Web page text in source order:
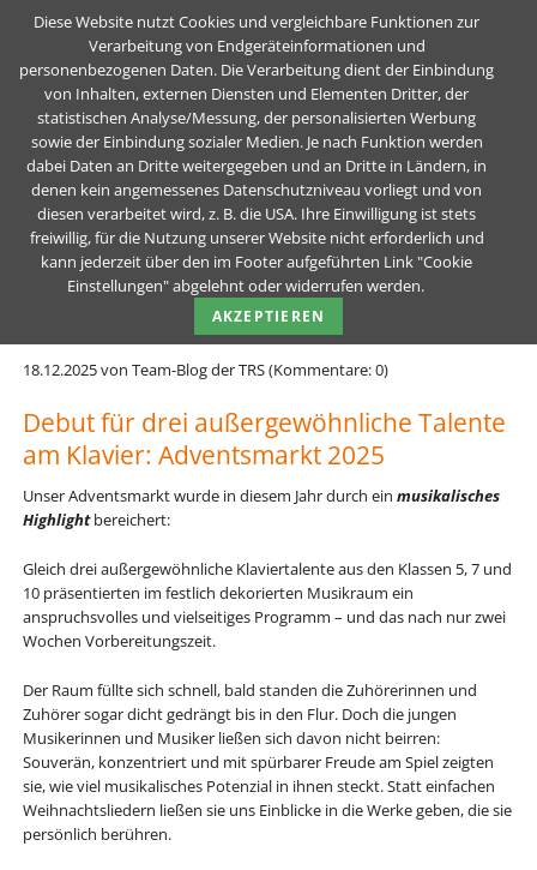
Debut für drei außergewöhnliche Talente am
Klavier: Adventsmarkt 2025
Teck-Realschule Kirchheim unter Teck Unser Schul-Blog News Details
Debut für drei außergewöhnliche
Talente am Klavier:
Adventsmarkt 2025
18.12.2025von Team-Blog der TRS (Kommentare: 0)
Debut für drei außergewöhnliche Talente
am Klavier: Adventsmarkt 2025
Unser Adventsmarkt wurde in diesem Jahr durch ein musikalisches
Highlightbereichert:
Gleich drei außergewöhnliche Klaviertalente aus den Klassen 5, 7 und
10 präsentierten im festlich dekorierten Musikraum ein
anspruchsvolles und vielseitiges Programm – und das nach nur zwei
Wochen Vorbereitungszeit.
Der Raum füllte sich schnell, bald standen die Zuhörerinnen und
Zuhörer sogar dicht gedrängt bis in den Flur. Doch die jungen
Musikerinnen und Musiker ließen sich davon nicht beirren:
Souverän, konzentriert und mit spürbarer Freude am Spiel zeigten
sie, wie viel musikalisches Potenzial in ihnen steckt. Statt einfachen
Weihnachtsliedern ließen sie uns Einblicke in die Werke geben, die sie
persönlich berühren.
Diese Website nutzt Cookies und vergleichbare Funktionen zur
Verarbeitung von Endgeräteinformationen und
personenbezogenen Daten. Die Verarbeitung dient der Einbindung
von Inhalten, externen Diensten und Elementen Dritter, der
statistischen Analyse/Messung, der personalisierten Werbung
sowie der Einbindung sozialer Medien. Je nach Funktion werden
dabei Daten an Dritte weitergegeben und an Dritte in Ländern, in
denen kein angemessenes Datenschutzniveau vorliegt und von
diesen verarbeitet wird, z. B. die USA. Ihre Einwilligung ist stets
freiwillig, für die Nutzung unserer Website nicht erforderlich und
kann jederzeit über den im Footer aufgeführten Link "Cookie
Einstellungen" abgelehnt oder widerrufen werden.
AKZEPTIEREN